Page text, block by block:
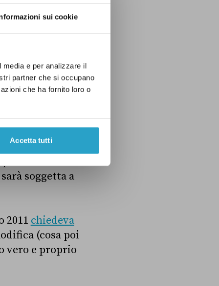
sui cookie
e per analizzare il
partner che si occupano
che ha fornito loro o
Accetta tutti
Mes,
istituire
soggetta a
2011 chiedeva
(cosa poi
vero e proprio